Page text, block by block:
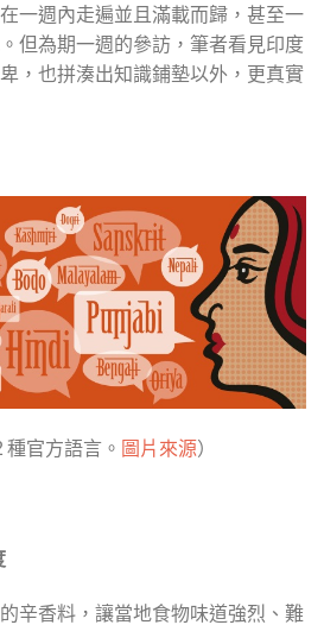
一週內走遍並且滿載而歸，甚至一
但為期一週的參訪，筆者看見印度
，也拼湊出知識鋪墊以外，更真實
種官方語言。 圖片來源）
辛香料，讓當地食物味道強烈、難